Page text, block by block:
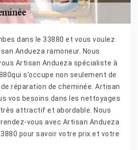
dans le 33880 et vous voulez
Andueza ramoneur. Nous
Artisan Andueza spécialiste à
s’occupe non seulement de
réparation de cheminée. Artisan
vos besoins dans les nettoyages
attractif et abordable. Nous
vous avec Artisan Andueza
pour savoir votre prix et votre